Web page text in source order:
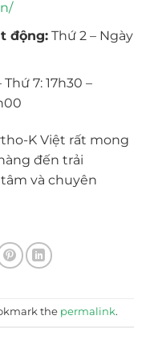
động:Thứ 2 – Ngày
Thứ 7: 17h30 –
K Việt rất mong
đến trải
và chuyên
the permalink.